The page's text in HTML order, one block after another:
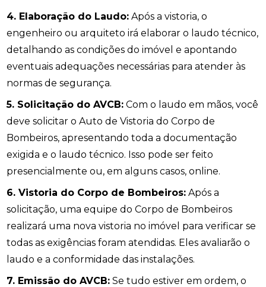
4. Elaboração do Laudo: Após a vistoria, o
engenheiro ou arquiteto irá elaborar o laudo técnico,
detalhando as condições do imóvel e apontando
eventuais adequações necessárias para atender às
normas de segurança.
5. Solicitação do AVCB: Com o laudo em mãos, você
deve solicitar o Auto de Vistoria do Corpo de
Bombeiros, apresentando toda a documentação
exigida e o laudo técnico. Isso pode ser feito
presencialmente ou, em alguns casos, online.
6. Vistoria do Corpo de Bombeiros: Após a
solicitação, uma equipe do Corpo de Bombeiros
realizará uma nova vistoria no imóvel para verificar se
todas as exigências foram atendidas. Eles avaliarão o
laudo e a conformidade das instalações.
7. Emissão do AVCB: Se tudo estiver em ordem, o